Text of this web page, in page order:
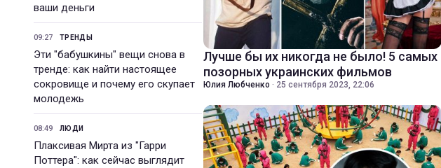
ваши деньги
09:27 ТРЕНДЫ
Эти "бабушкины" вещи снова в
тренде: как найти настоящее
сокровище и почему его скупает
молодежь
08:49 ЛЮДИ
Плаксивая Мирта из "Гарри
Поттера": как сейчас выглядит
Лучше бы их никогда не было! 5 самых
позорных украинских фильмов
Юлия Любченко · 25 сентября 2023, 22:06